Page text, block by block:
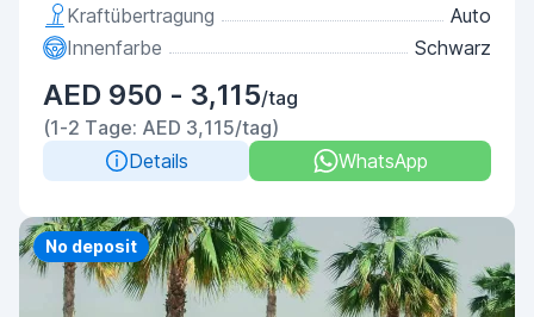
Kraftübertragung
Auto
Innenfarbe
Schwarz
AED 950 - 3,115/tag
(1-2 Tage: AED 3,115/tag)
Details
WhatsApp
Priority
No deposit